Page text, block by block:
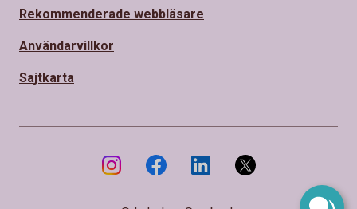
Rekommenderade webbläsare
Användarvillkor
Sajtkarta